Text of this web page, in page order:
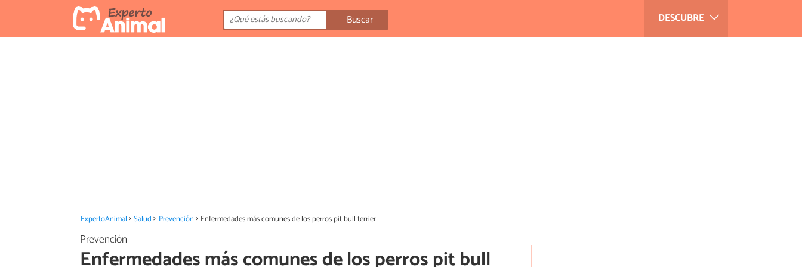
DESCUBRE
Buscar
ExpertoAnimal Salud Prevención Enfermedades más comunes de los perros pit bull terrier
Prevención
Enfermedades más comunes de los perros pit bull